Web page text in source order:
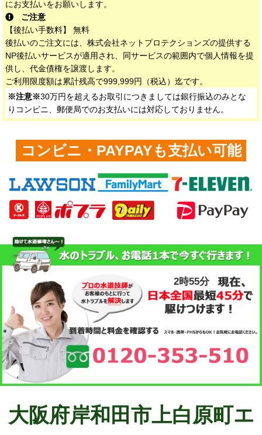
にお支払いをお願いします。
ご注意
【後払い手数料】 無料
後払いのご注文には、株式会社ネットプロテクションズの提供する
NP後払いサービスが適用され、同サービスの範囲内で個人情報を提
供し、代金債権を譲渡します。
ご利用限度額は累計残高で999,999円（税込）迄です。
※注意※30万円を超えるお取引につきましては銀行振込のみとな
りコンビニ、郵便局でのお支払いには対応しておりません。
コンビニ・PAYPAYも支払い可能
2時55分
大阪府岸和田市上白原町エ